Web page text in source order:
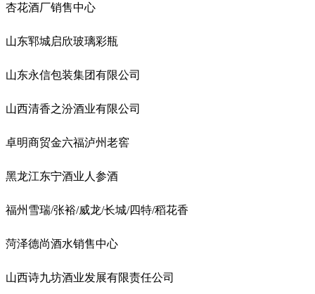
杏花酒厂销售中心
山东郓城启欣玻璃彩瓶
山东永信包装集团有限公司
山西清香之汾酒业有限公司
卓明商贸金六福泸州老窖
黑龙江东宁酒业人参酒
福州雪瑞/张裕/威龙/长城/四特/稻花香
菏泽德尚酒水销售中心
山西诗九坊酒业发展有限责任公司